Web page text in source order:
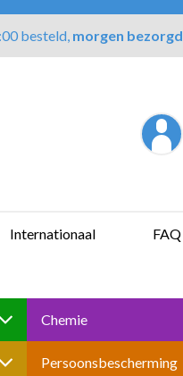
besteld, morgen bezorgd
Internationaal FAQ
Chemie
Persoonsbescherming